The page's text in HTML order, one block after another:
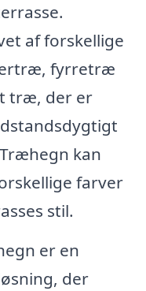
af forskellige
fyrretræ
træ, der er
kan
farver
stil.
er en
der